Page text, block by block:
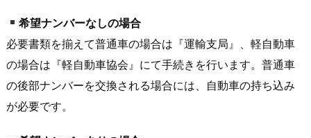
希望ナンバーなしの場合
必要書類を揃えて普通車の場合は『運輸支局』、軽自動車
の場合は『軽自動車協会』にて手続きを行います。普通車
の後部ナンバーを交換される場合には、自動車の持ち込み
が必要です。